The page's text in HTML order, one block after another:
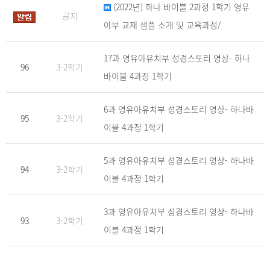
공지
(2022년) 하나 바이블 2과정 1학기 영유
아부 교재 샘플 소개 및 교육과정/
96 3-2학기
17과 영유아유치부 성경스토리 영상- 하나
바이블 4과정 1학기
95 3-2학기
6과 영유아유치부 성경스토리 영상- 하나바
이블 4과정 1학기
94 3-2학기
5과 영유아유치부 성경스토리 영상- 하나바
이블 4과정 1학기
93 3-2학기
3과 영유아유치부 성경스토리 영상- 하나바
이블 4과정 1학기